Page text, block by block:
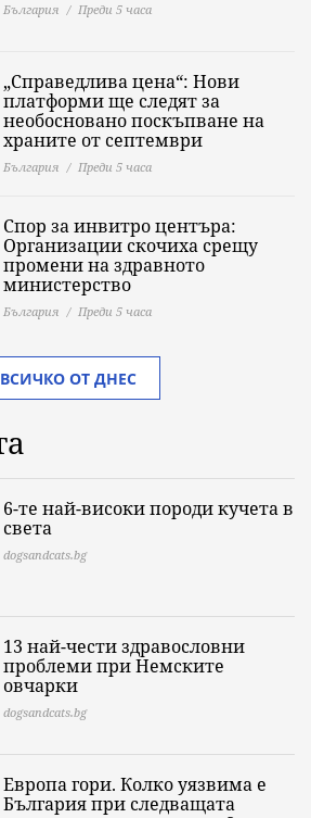
България Преди 5 часа
„Справедлива цена“: Нови
платформи ще следят за
необосновано поскъпване на
храните от септември
България Преди 5 часа
Спор за инвитро центъра:
Организации скочиха срещу
промени на здравното
министерство
България Преди 5 часа
ВСИЧКО ОТ ДНЕС
6-те най-високи породи кучета в
света
dogsandcats.bg
13 най-чести здравословни
проблеми при Немските
овчарки
dogsandcats.bg
Европа гори. Колко уязвима е
България при следващата